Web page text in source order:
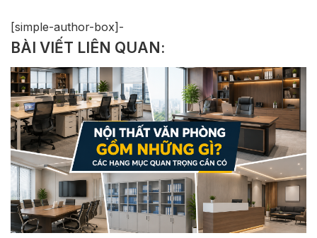
[simple-author-box]-
BÀI VIẾT LIÊN QUAN: